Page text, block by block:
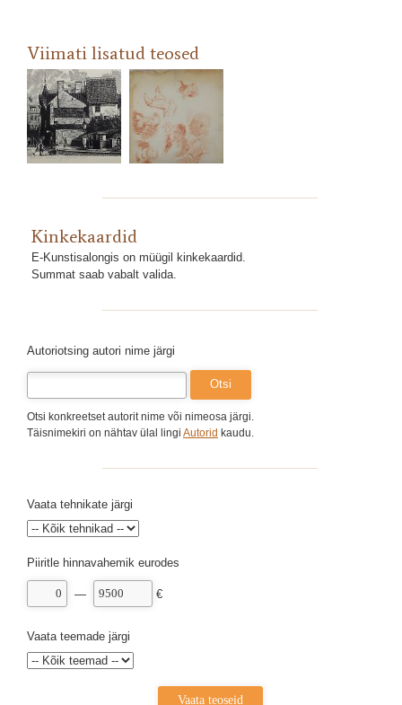
Viimati lisatud teosed
Kinkekaardid
E-Kunstisalongis on müügil kinkekaardid.
Summat saab vabalt valida.
Autoriotsing autori nime järgi
Otsi konkreetset autorit nime või nimeosa järgi.
Täisnimekiri on nähtav ülal lingi Autorid kaudu.
Vaata tehnikate järgi
Piiritle hinnavahemik eurodes
— €
Vaata teemade järgi